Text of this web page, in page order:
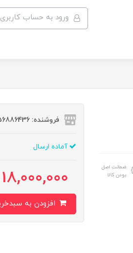
ورود به حساب کاربری
ضمانت اصل
بودن کالا
فروشنده: 56886436
آماده ارسال
18,000,000